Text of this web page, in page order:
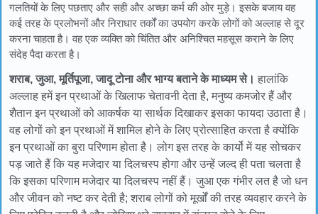
गलतियों के लिए पछताए और सही और अच्छा कर्म की ओर मुड़े। इसके बजाय वह
कई तरह के प्रलोभनों और निराधार तर्कों का उपयोग करके लोगों को अल्लाह से दूर
करना चाहता है। वह एक व्यक्ति को चिंतित और अनिश्चित महसूस कराने के लिए
संदेह पैदा करता है।
शराब, जुआ, मूर्तिपूजा, जादू टोना और भाग्य बताने के माध्यम से। हालांकि
अल्लाह हमें इन प्रथाओं के खिलाफ चेतावनी देता है, मनुष्य कमजोर हैं और
शैतान इन प्रथाओं को आकर्षक या सार्थक दिखाकर इसका फायदा उठाता है।
वह लोगों को इन प्रथाओं में शामिल होने के लिए प्रोत्साहित करता है क्योंकि
इन प्रथाओं का बुरा परिणाम होता है। लोग इस तरह के कार्यो में यह सोचकर
पड़ जाते हैं कि यह मजेदार या दिलचस्प होगा और उन्हें जल्द ही पता चलता है
कि इसका परिणाम मजेदार या दिलचस्प नहीं हैं। जुआ एक गंभीर लत है जो धन
और जीवन को नष्ट कर देती है; शराब लोगों को मूर्खों की तरह व्यवहार करने के